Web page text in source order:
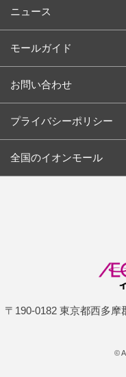
ニュース
モールガイド
お問い合わせ
プライバシーポリシー
全国のイオンモール
〒190-0182 東京都西多
©